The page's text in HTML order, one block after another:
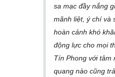
sa mạc đầy nắng
mãnh liệt, ý chí và
hoàn cảnh khó
động lực cho mọi
Tín Phong với tâm
quang nào cũng